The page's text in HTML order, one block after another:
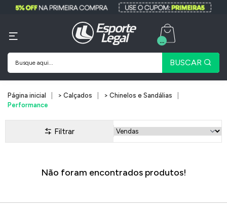
BUSCAR
...
Página inicial > Calçados
> Chinelos e Sandálias
Performance
Filtrar
Não foram encontrados produtos!